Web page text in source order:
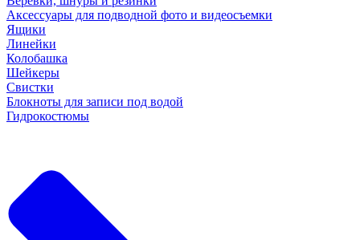
Аксессуары для подводной фото и видеосъемки
Ящики
Линейки
Колобашка
Шейкеры
Свистки
Блокноты для записи под водой
Гидрокостюмы